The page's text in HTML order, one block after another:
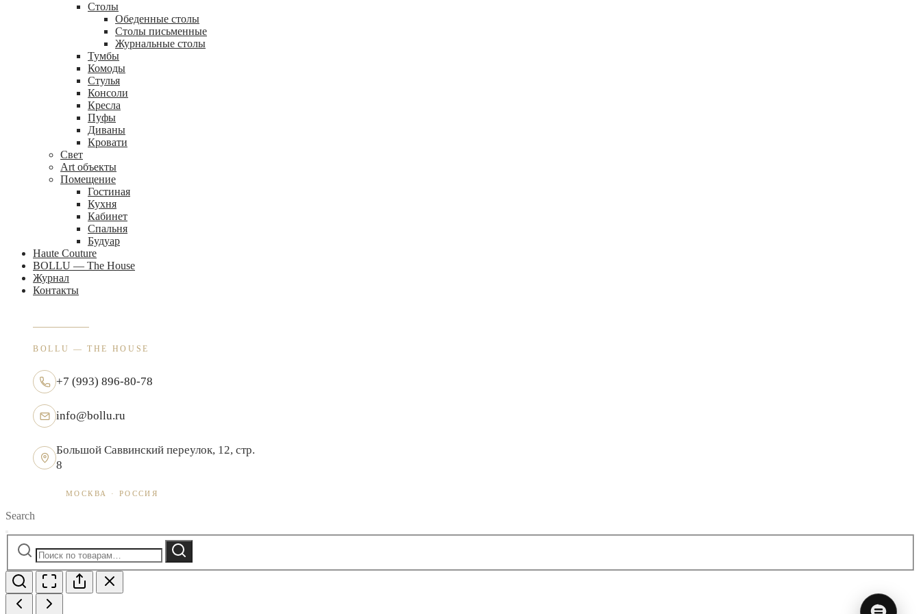
Столы
Обеденные столы
Столы письменные
Журнальные столы
Тумбы
Комоды
Стулья
Консоли
Кресла
Пуфы
Диваны
Кровати
Свет
Art объекты
Помещение
Гостиная
Кухня
Кабинет
Спальня
Будуар
Haute Couture
BOLLU — The House
Журнал
Контакты
BOLLU — THE HOUSE
+7 (993) 896-80-78
info@bollu.ru
Большой Саввинский переулок, 12, стр.
8
МОСКВА · РОССИЯ
Search
Искать:
Поиск